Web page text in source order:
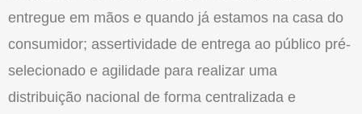
entregue em mãos e quando já estamos na casa do
consumidor; assertividade de entrega ao público pré-
selecionado e agilidade para realizar uma
distribuição nacional de forma centralizada e